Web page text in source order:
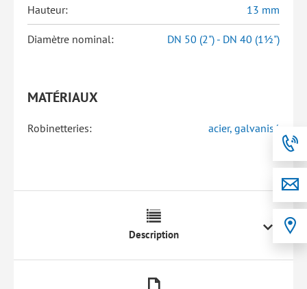
Hauteur: 13 mm
Diamètre nominal: DN 50 (2") - DN 40 (1½")
MATÉRIAUX
Robinetteries: acier, galvanisé
Description